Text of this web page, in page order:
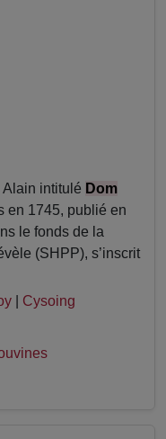
intitulé Dom
en 1745, publié en
le fonds de la
(SHPP), s’inscrit
Cysoing